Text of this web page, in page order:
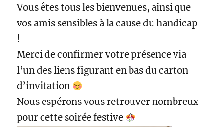
Vous êtes tous les bienvenues, ainsi que
vos amis sensibles à la cause du handicap
!
Merci de confirmer votre présence via
l’un des liens figurant en bas du carton
d’invitation
Nous espérons vous retrouver nombreux
pour cette soirée festive